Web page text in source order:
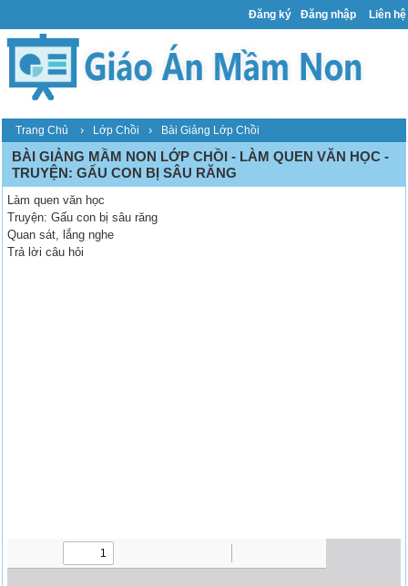
Đăng ký Đăng nhập Liên hệ
Trang Chủ › Lớp Chồi › Bài Giảng Lớp Chồi
BÀI GIẢNG MẦM NON LỚP CHỒI - LÀM QUEN VĂN HỌC -
TRUYỆN: GẤU CON BỊ SÂU RĂNG
Làm quen văn học
Truyện: Gấu con bị sâu răng
Quan sát, lắng nghe
Trả lời câu hỏi